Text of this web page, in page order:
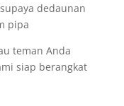
dedaunan
pipa
teman Anda
siap berangkat